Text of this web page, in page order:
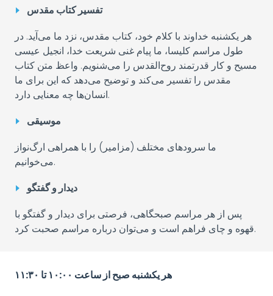
تفسیر کتاب مقدس
هر یکشنبه خداوند با کلام خود، کتاب مقدس، نزد ما می‌آید. در
طول مراسم کلیسا، ما پیام غنی شریعت خدا، انجیل عیسی
مسیح و کار قدرتمند روح‌القدس را می‌شنویم. واعظ متن کتاب
مقدس را تفسیر می‌کند و توضیح می‌دهد که این برای ما
انسان‌ها چه معنایی دارد.
موسیقی
ما سرودهای مختلف (مزامیر) را با همراهی ارگ‌نواز
می‌خوانیم.
دیدار و گفتگو
پس از هر مراسم صبحگاهی، فرصتی برای دیدار و گفتگو با
قهوه و چای فراهم است و می‌توان درباره مراسم صحبت کرد.
هر یکشنبه صبح از ساعت ۱۰:۰۰ تا ۱۱:۳۰